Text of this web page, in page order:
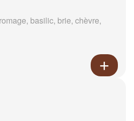
basilic, brie, chèvre,